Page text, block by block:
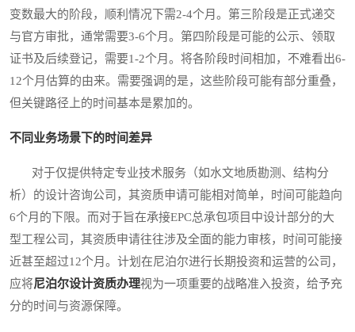
变数最大的阶段，顺利情况下需2-4个月。第三阶段是正式递交
与官方审批，通常需要3-6个月。第四阶段是可能的公示、领取
证书及后续登记，需要1-2个月。将各阶段时间相加，不难看出6-
12个月估算的由来。需要强调的是，这些阶段可能有部分重叠，
但关键路径上的时间基本是累加的。
不同业务场景下的时间差异
对于仅提供特定专业技术服务（如水文地质勘测、结构分
析）的设计咨询公司，其资质申请可能相对简单，时间可能趋向
6个月的下限。而对于旨在承接EPC总承包项目中设计部分的大
型工程公司，其资质申请往往涉及全面的能力审核，时间可能接
近甚至超过12个月。计划在尼泊尔进行长期投资和运营的公司，
应将尼泊尔设计资质办理视为一项重要的战略准入投资，给予充
分的时间与资源保障。